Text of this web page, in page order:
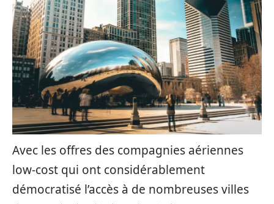
Avec les offres des compagnies aériennes
low-cost qui ont considérablement
démocratisé l’accès à de nombreuses villes